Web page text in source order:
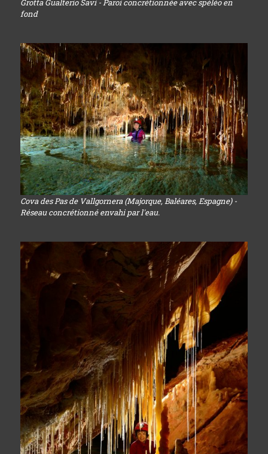
Grotta Gualterio Savi - Paroi concrétionnée avec spéléo en
fond
Cova des Pas de Vallgornera (Majorque, Baléares, Espagne) -
Réseau concrétionné envahi par l'eau.